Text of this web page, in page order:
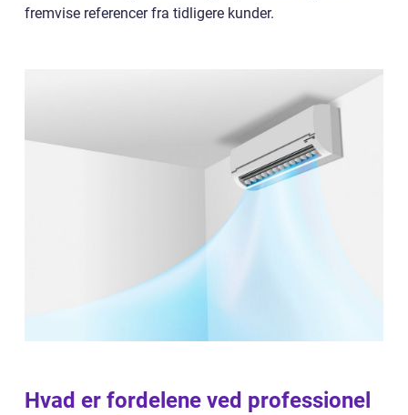
fremvise referencer fra tidligere kunder.
Hvad er fordelene ved professionel